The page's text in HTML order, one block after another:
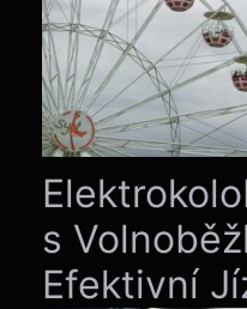
s
Efektivní